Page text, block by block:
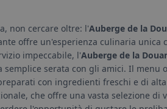
non cercare oltre: l'Auberge de la
offre un'esperienza culinaria unica
impeccabile, l'Auberge de la
serata con gli amici. Il menu
con ingredienti freschi e di
che offre una vasta selezione di